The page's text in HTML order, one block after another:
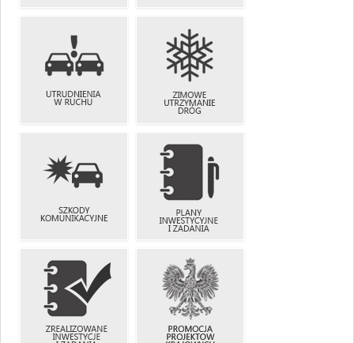
PRZEJAZDY
NIENORMATYWNE
PRZYSTANKI
UTRUDNIENIA
W RUCHU
ZIMOWE
UTRZYMANIE
DRÓG
SZKODY
KOMUNIKACYJNE
PLANY
INWESTYCYJNE
I ZADANIA